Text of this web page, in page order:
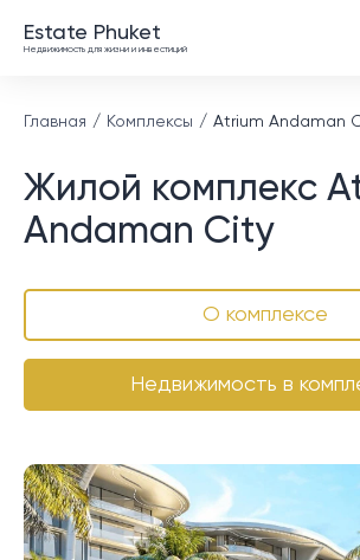
Estate Phuket
Недвижимость для жизни и инвестиций
Главная Комплексы Atrium Andaman
Жилой комплекс
Andaman City
О комплексе
Недвижимость в